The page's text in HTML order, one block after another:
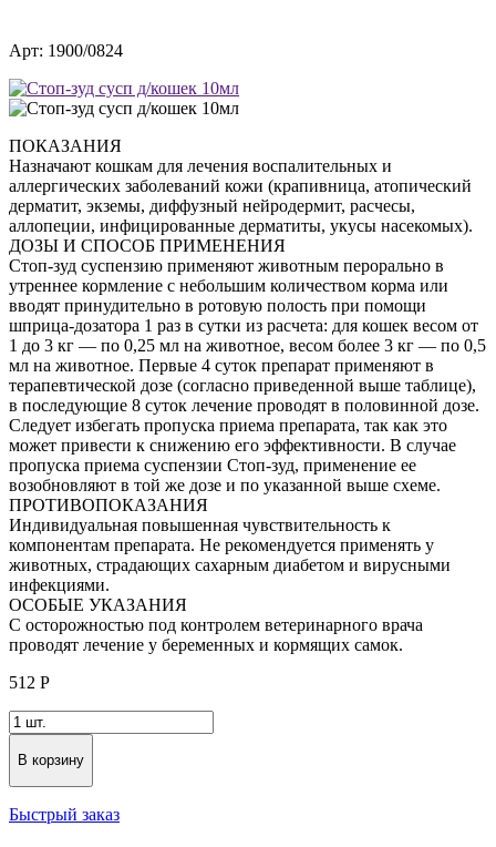
Арт: 1900/0824
ПОКАЗАНИЯ
Назначают кошкам для лечения воспалительных и
аллергических заболеваний кожи (крапивница, атопический
дерматит, экземы, диффузный нейродермит, расчесы,
аллопеции, инфицированные дерматиты, укусы насекомых).
ДОЗЫ И СПОСОБ ПРИМЕНЕНИЯ
Стоп-зуд суспензию применяют животным перорально в
утреннее кормление с небольшим количеством корма или
вводят принудительно в ротовую полость при помощи
шприца-дозатора 1 раз в сутки из расчета: для кошек весом от
1 до 3 кг — по 0,25 мл на животное, весом более 3 кг — по 0,5
мл на животное. Первые 4 суток препарат применяют в
терапевтической дозе (согласно приведенной выше таблице),
в последующие 8 суток лечение проводят в половинной дозе.
Следует избегать пропуска приема препарата, так как это
может привести к снижению его эффективности. В случае
пропуска приема суспензии Стоп-зуд, применение ее
возобновляют в той же дозе и по указанной выше схеме.
ПРОТИВОПОКАЗАНИЯ
Индивидуальная повышенная чувствительность к
компонентам препарата. Не рекомендуется применять у
животных, страдающих сахарным диабетом и вирусными
инфекциями.
ОСОБЫЕ УКАЗАНИЯ
С осторожностью под контролем ветеринарного врача
проводят лечение у беременных и кормящих самок.
512 Р
В корзину
Быстрый заказ